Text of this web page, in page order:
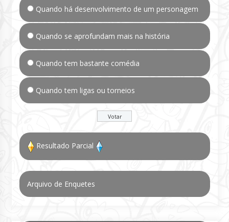
Quando há desenvolvimento de um personagem
Quando se aprofundam mais na história
Quando tem bastante comédia
Quando tem ligas ou torneios
Resultado Parcial
Arquivo de Enquetes